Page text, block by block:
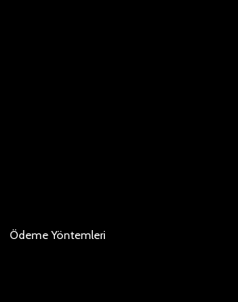
Ödeme Yöntemleri